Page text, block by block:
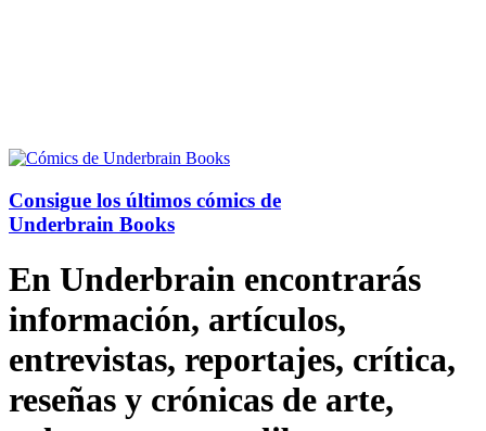
Consigue los últimos cómics de
Underbrain Books
En Underbrain encontrarás
información, artículos,
entrevistas, reportajes, crítica,
reseñas y crónicas de arte,